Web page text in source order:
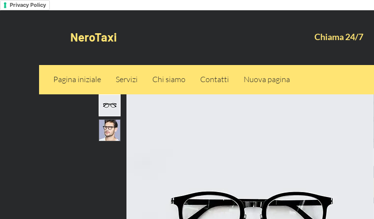
Privacy Policy
NeroTaxi Chiama 24/7
Pagina iniziale Servizi Chi siamo Contatti Nuova pagina